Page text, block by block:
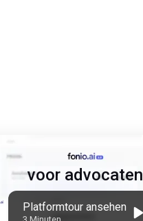
Platformtour ansehen
voor advocaten